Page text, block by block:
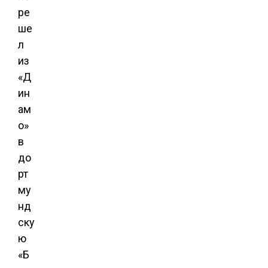
ре
ше
л
из
«Д
ин
ам
о»
в
до
рт
му
нд
ску
ю
«Б